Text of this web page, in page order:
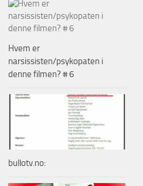
Hvem er
narsissisten/psykopaten i
denne filmen? # 6
bullotv.no: